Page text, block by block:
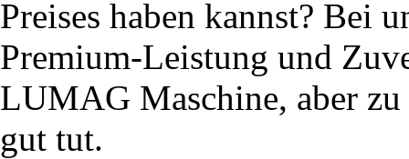
Preises haben kannst? Bei
Premium-Leistung und
LUMAG Maschine, aber
gut tut.